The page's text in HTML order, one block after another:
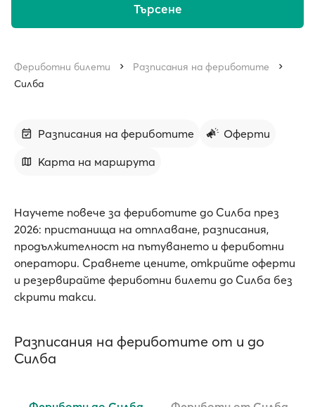
Търсене
Фериботни билети
Разписания на фериботите
Силба
Разписания на фериботите
Оферти
Карта на маршрута
Научете повече за фериботите до Силба през
2026: пристанища на отплаване, разписания,
продължителност на пътуването и фериботни
оператори. Сравнете цените, открийте оферти
и резервирайте фериботни билети до Силба без
скрити такси.
Разписания на фериботите от и до
Силба